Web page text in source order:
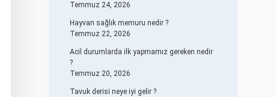
Temmuz 24, 2026
Hayvan sağlık memuru nedir ?
Temmuz 22, 2026
Acil durumlarda ilk yapmamız gereken nedir
?
Temmuz 20, 2026
Tavuk derisi neye iyi gelir ?